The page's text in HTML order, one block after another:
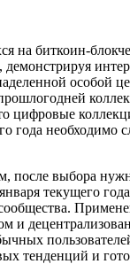
биткоин-
особой
цифровые
необходимо
после выбора
текущего
и
тенденций и